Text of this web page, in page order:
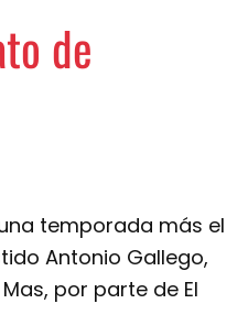
de
temporada más el
Antonio Gallego,
por parte de El